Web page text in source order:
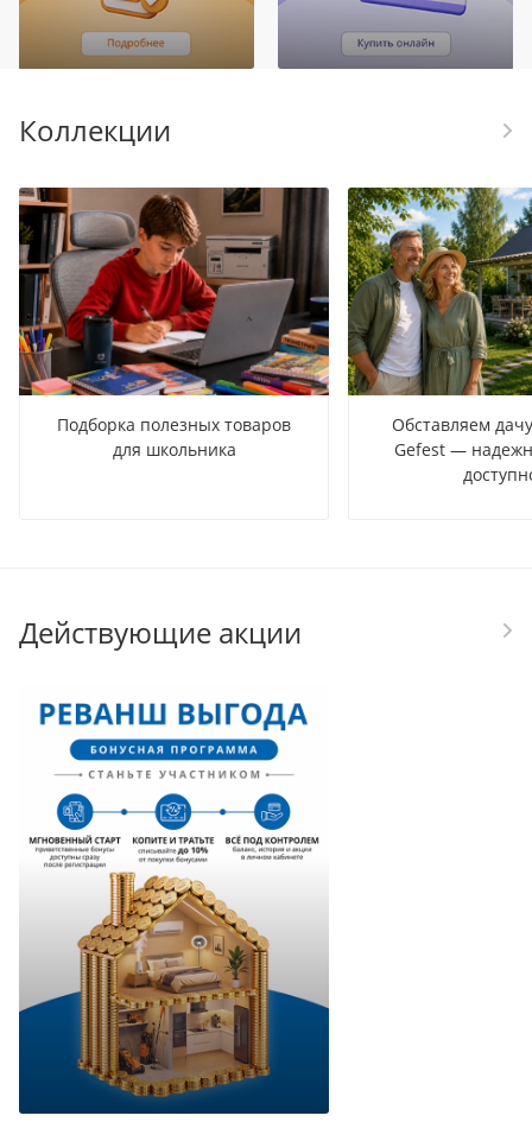
Коллекции
Подборка полезных товаров
для школьника
Обставляем
Gefest —
Действующие акции